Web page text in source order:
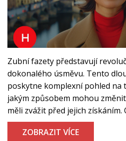
Zubní fazety představují
dokonalého úsměvu. Tento
poskytne komplexní pohled na
jakým způsobem mohou
měli zvážit před jejich
fazety stále populárnějším
estetické vylepšení svých zubů.
ZOBRAZIT VÍCE